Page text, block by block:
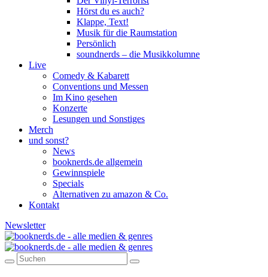
Hörst du es auch?
Klappe, Text!
Musik für die Raumstation
Persönlich
soundnerds – die Musikkolumne
Live
Comedy & Kabarett
Conventions und Messen
Im Kino gesehen
Konzerte
Lesungen und Sonstiges
Merch
und sonst?
News
booknerds.de allgemein
Gewinnspiele
Specials
Alternativen zu amazon & Co.
Kontakt
Newsletter